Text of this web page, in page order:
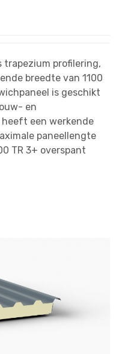
trapezium profilering,
breedte van 1100
is geschikt
en
een werkende
paneellengte
TR 3+ overspant